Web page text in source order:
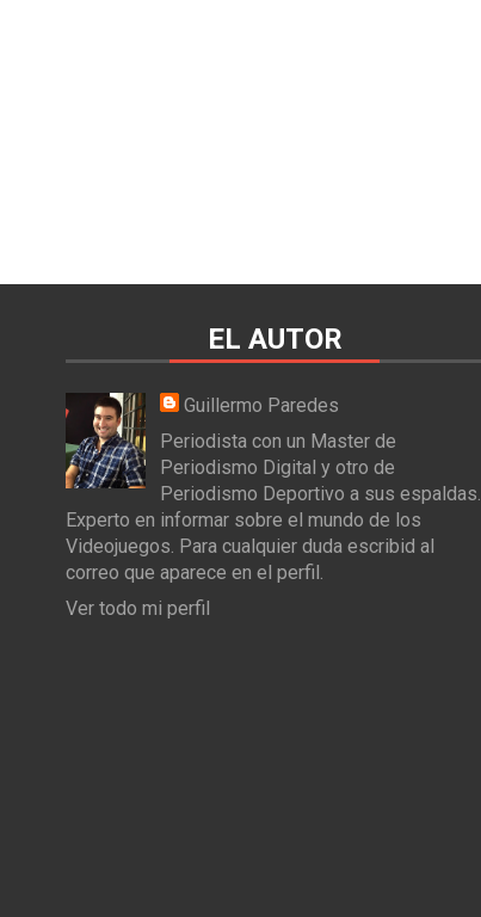
EL AUTOR
Guillermo Paredes
Periodista con un Master de
Periodismo Digital y otro de
Periodismo Deportivo a sus espaldas.
Experto en informar sobre el mundo de los
Videojuegos. Para cualquier duda escribid al
correo que aparece en el perfil.
Ver todo mi perfil